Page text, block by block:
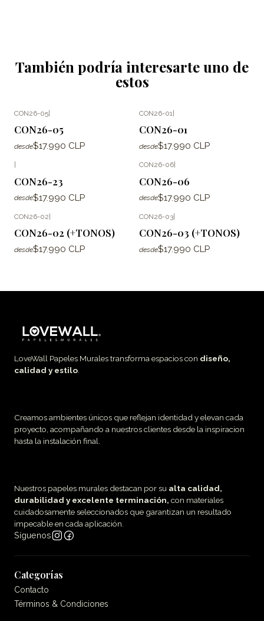
También podría interesarte uno de
estos
CON26-05
CON26-05
desde$17.990 CLP
CON26-01
CON26-01
desde$17.990 CLP
CON26-23
desde$17.990 CLP
CON26-06
CON26-06
desde$17.990 CLP
CON26-02|
CON26-02 (+TONOS)
desde$17.990 CLP
CON26-03|
CON26-03 (+TONOS)
desde$17.990 CLP
LoveWall Papeles Murales transforma espacios con diseño,
calidad y estilo
Creamos ambientes únicos que reflejan identidad y elevan cada
proyecto, acompañando a nuestros clientes desde la inspiracion
hasta la instalación final.
Nuestros papeles murales destacan por su alta calidad,
durabilidad y excelente terminación, con materiales
cuidadosamente seleccionados que garantizan un resultado
impecable en cada aplicación.
Síguenos
Categorías
Contacto
Términos & Condiciones